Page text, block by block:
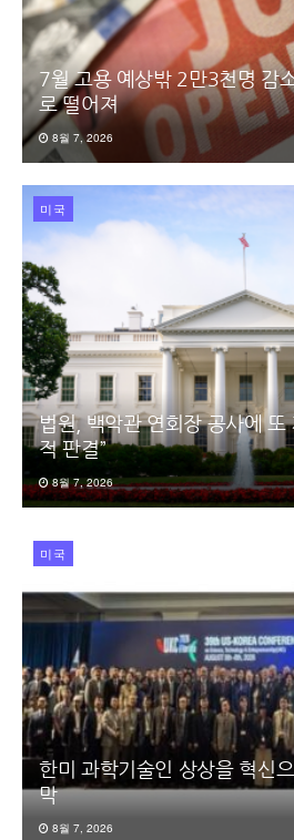
7월 고용 예상밖 2만3천명 감
로 떨어져
8월 7, 2026
미국
법원, 백악관 연회장 공사에 또
적 판결”
8월 7, 2026
미국
한미 과학기술인 상상을 혁신
막
8월 7, 2026